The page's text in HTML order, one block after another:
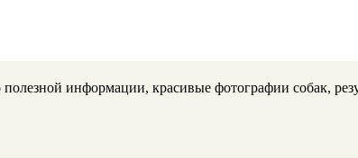
информации, красивые фотографии собак,